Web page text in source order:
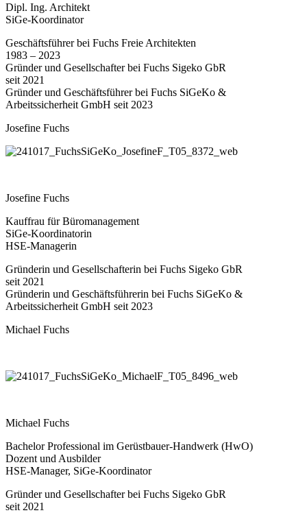
Dipl. Ing. Architekt
SiGe-Koordinator
Geschäftsführer bei Fuchs Freie Architekten
1983 – 2023
Gründer und Gesellschafter bei Fuchs Sigeko GbR
seit 2021
Gründer und Geschäftsführer bei Fuchs SiGeKo &
Arbeitssicherheit GmbH seit 2023
Josefine Fuchs
Josefine Fuchs
Kauffrau für Büromanagement
SiGe-Koordinatorin
HSE-Managerin
Gründerin und Gesellschafterin bei Fuchs Sigeko GbR
seit 2021
Gründerin und Geschäftsführerin bei Fuchs SiGeKo &
Arbeitssicherheit GmbH seit 2023
Michael Fuchs
Michael Fuchs
Bachelor Professional im Gerüstbauer-Handwerk (HwO)
Dozent und Ausbilder
HSE-Manager, SiGe-Koordinator
Gründer und Gesellschafter bei Fuchs Sigeko GbR
seit 2021